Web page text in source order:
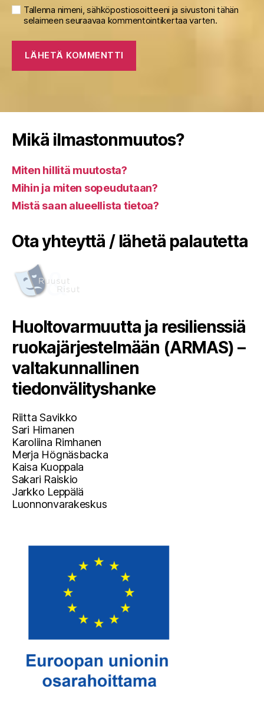
Tallenna nimeni, sähköpostiosoitteeni ja sivustoni tähän
selaimeen seuraavaa kommentointikertaa varten.
Mikä ilmastonmuutos?
Miten hillitä muutosta?
Mihin ja miten sopeudutaan?
Mistä saan alueellista tietoa?
Ota yhteyttä / lähetä palautetta
Huoltovarmuutta ja resilienssiä
ruokajärjestelmään (ARMAS) –
valtakunnallinen
tiedonvälityshanke
Riitta Savikko
Sari Himanen
Karoliina Rimhanen
Merja Högnäsbacka
Kaisa Kuoppala
Sakari Raiskio
Jarkko Leppälä
Luonnonvarakeskus